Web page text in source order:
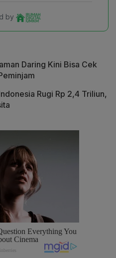
by
Daring Kini Bisa Cek
Rugi Rp 2,4 Triliun,